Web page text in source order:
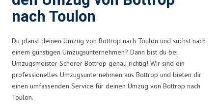
nach Toulon
Du planst deinen Umzug von Bottrop nach Toulon und suchst nach
einem günstigen Umzugsunternehmen? Dann bist du bei
Umzugsmeister Scherer Bottrop genau richtig! Wir sind ein
professionelles Umzugsunternehmen aus Bottrop und bieten dir
einen umfassenden Service für deinen Umzug von Bottrop nach
Toulon.